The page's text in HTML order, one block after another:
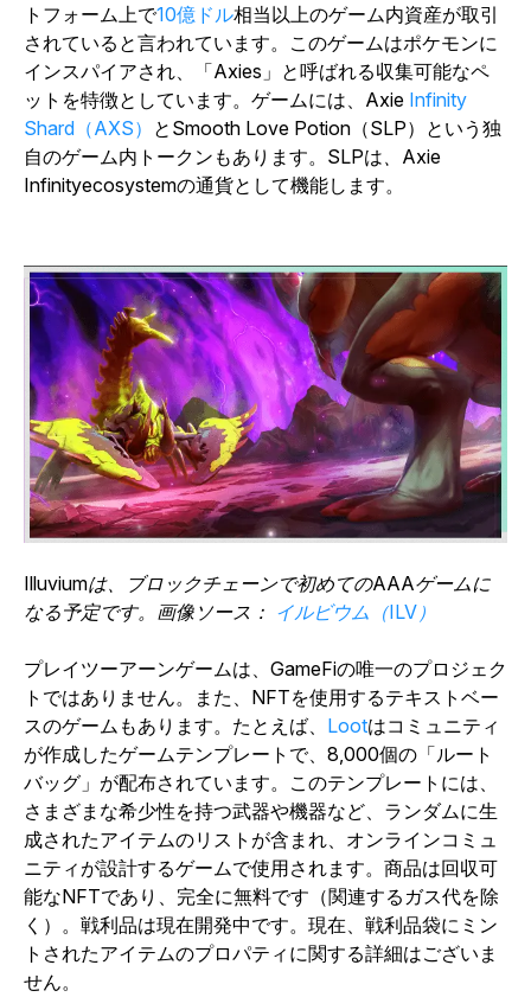
トフォーム上で10億ドル相当以上のゲーム内資産が取引
されていると言われています。このゲームはポケモンに
インスパイアされ、「Axies」と呼ばれる収集可能なペ
ットを特徴としています。ゲームには、Axie Infinity
Shard（AXS） とSmooth Love Potion（SLP）という独
自のゲーム内トークンもあります。SLPは、Axie
Infinityecosystemの通貨として機能します。
Illuviumは、ブロックチェーンで初めてのAAAゲームに
なる予定です。画像ソース： イルビウム（ILV）
プレイツーアーンゲームは、GameFiの唯一のプロジェク
トではありません。また、NFTを使用するテキストベー
スのゲームもあります。たとえば、 Lootはコミュニティ
が作成したゲームテンプレートで、8,000個の「ルート
バッグ」が配布されています。このテンプレートには、
さまざまな希少性を持つ武器や機器など、ランダムに生
成されたアイテムのリストが含まれ、オンラインコミュ
ニティが設計するゲームで使用されます。商品は回収可
能なNFTであり、完全に無料です（関連するガス代を除
く）。戦利品は現在開発中です。現在、戦利品袋にミン
トされたアイテムのプロパティに関する詳細はございま
せん。